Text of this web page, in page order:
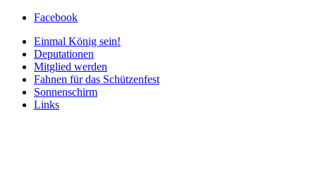
Facebook
Einmal König sein!
Deputationen
Mitglied werden
Fahnen für das Schützenfest
Sonnenschirm
Links